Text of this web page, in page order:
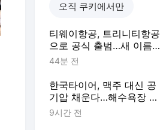
오직 쿠키에서만
티웨이항공, 트리니티항공
으로 공식 출범…새 이름에
새 옷 입었다 [현장+]
44분 전
한국타이어, 맥주 대신 공
기압 채운다…해수욕장 누
빈 ‘타이어보이’ [현장+]
9시간 전